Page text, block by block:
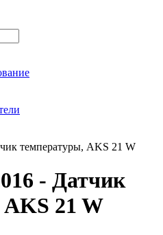
температуры, AKS 21 W
- Датчик
21 W